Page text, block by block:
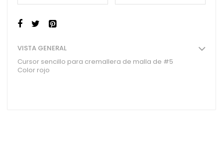
VISTA GENERAL
Cursor sencillo para cremallera de malla de #5
Color rojo